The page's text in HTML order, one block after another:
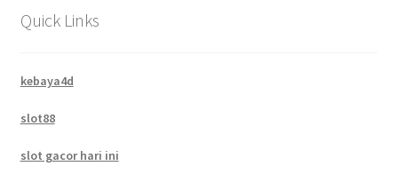
Quick Links
kebaya4d
slot88
slot gacor hari ini